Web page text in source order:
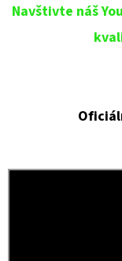
Navštivte náš